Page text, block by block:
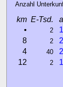
Anzahl
km E-Tsd.
•
2 1
8 2 2
4 40 2
12 2 1